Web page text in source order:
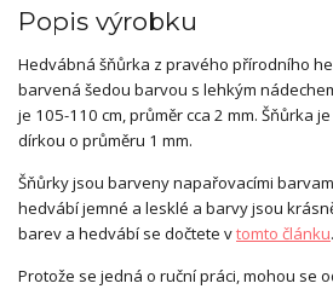
Popis výrobku
Hedvábná šňůrka z pravého přírodního
barvená šedou barvou s lehkým
je 105-110 cm, průměr cca 2 mm. Šňůrka
dírkou o průměru 1 mm.
Šňůrky jsou barveny napařovacími
hedvábí jemné a lesklé a barvy jsou
barev a hedvábí se dočtete vtomto článku.
Protože se jedná o ruční práci, mohou se